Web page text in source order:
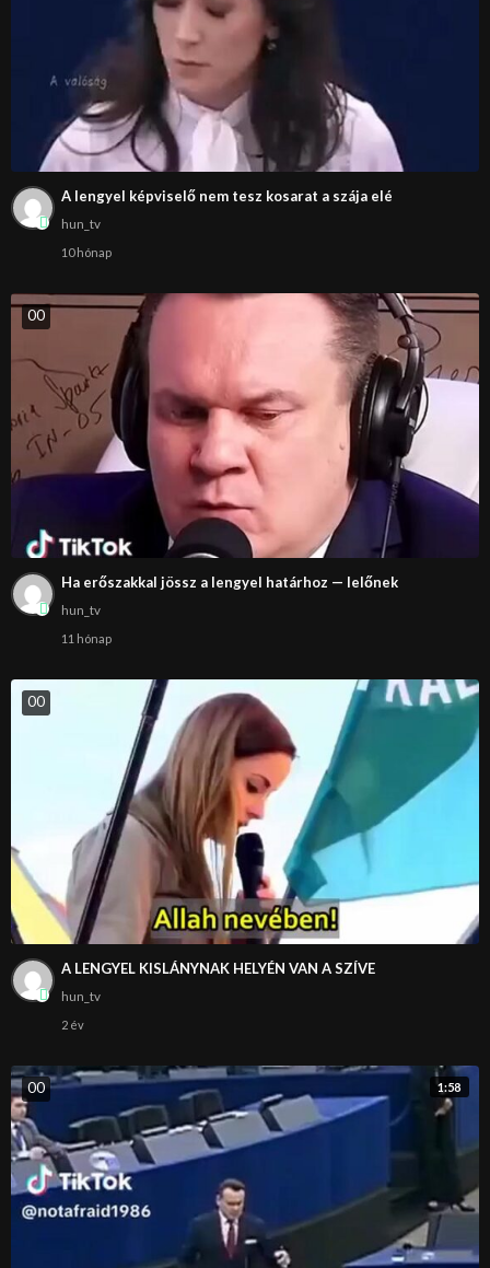
A lengyel képviselő nem tesz kosarat a szája elé
hun_tv
10 hónap
00
Ha erőszakkal jössz a lengyel határhoz — lelőnek
hun_tv
11 hónap
00
A LENGYEL KISLÁNYNAK HELYÉN VAN A SZÍVE
hun_tv
2 év
1:58
00